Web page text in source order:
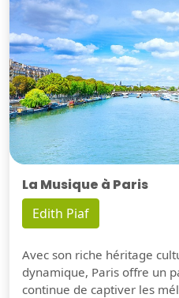
La Musique à Paris
Edith Piaf
Avec son riche héritage
dynamique, Paris offre un
continue de captiver les